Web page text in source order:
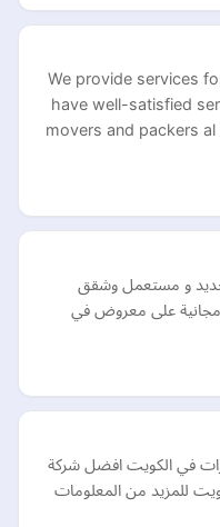
We provide services
have well-satisfied
movers and packers
و مستعمل وشقق
مجانية على معروض في
في الكويت افضل شركة
للمزيد من المعلومات